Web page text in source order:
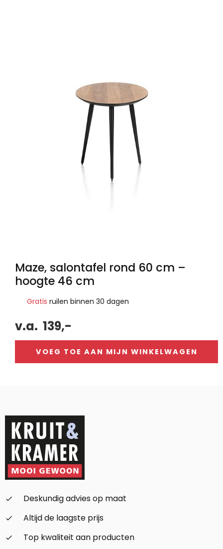
Maze, salontafel rond 60 cm –
hoogte 46 cm
Gratis ruilen binnen 30 dagen
v.a. 139,-
VOEG TOE AAN MIJN WINKELWAGEN
check_small
Deskundig advies op maat
check_small
Altijd de laagste prijs
check_small
Top kwaliteit aan producten